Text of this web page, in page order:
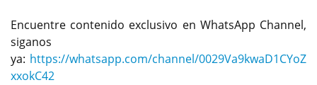
Encuentre contenido exclusivo en WhatsApp Channel,
siganos
ya: https://whatsapp.com/channel/0029Va9kwaD1CYoZ
xxokC42